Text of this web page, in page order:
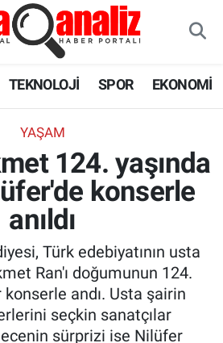
TEKNOLOJİ SPOR EKONOMİ
YAŞAM
124. yaşında
konserle
anıldı
Türk edebiyatının usta
Ran'ı doğumunun 124.
konserle andı. Usta şairin
seçkin sanatçılar
sürprizi ise Nilüfer
ve Fikstür